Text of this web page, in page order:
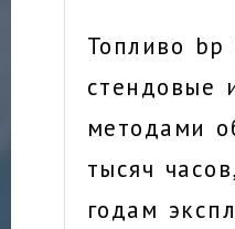
Топливо bp
стендовые
методами
тысяч
годам